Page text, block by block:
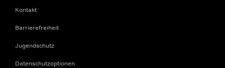
Kontakt
Barrierefreiheit
Jugendschutz
Datenschutzoptionen